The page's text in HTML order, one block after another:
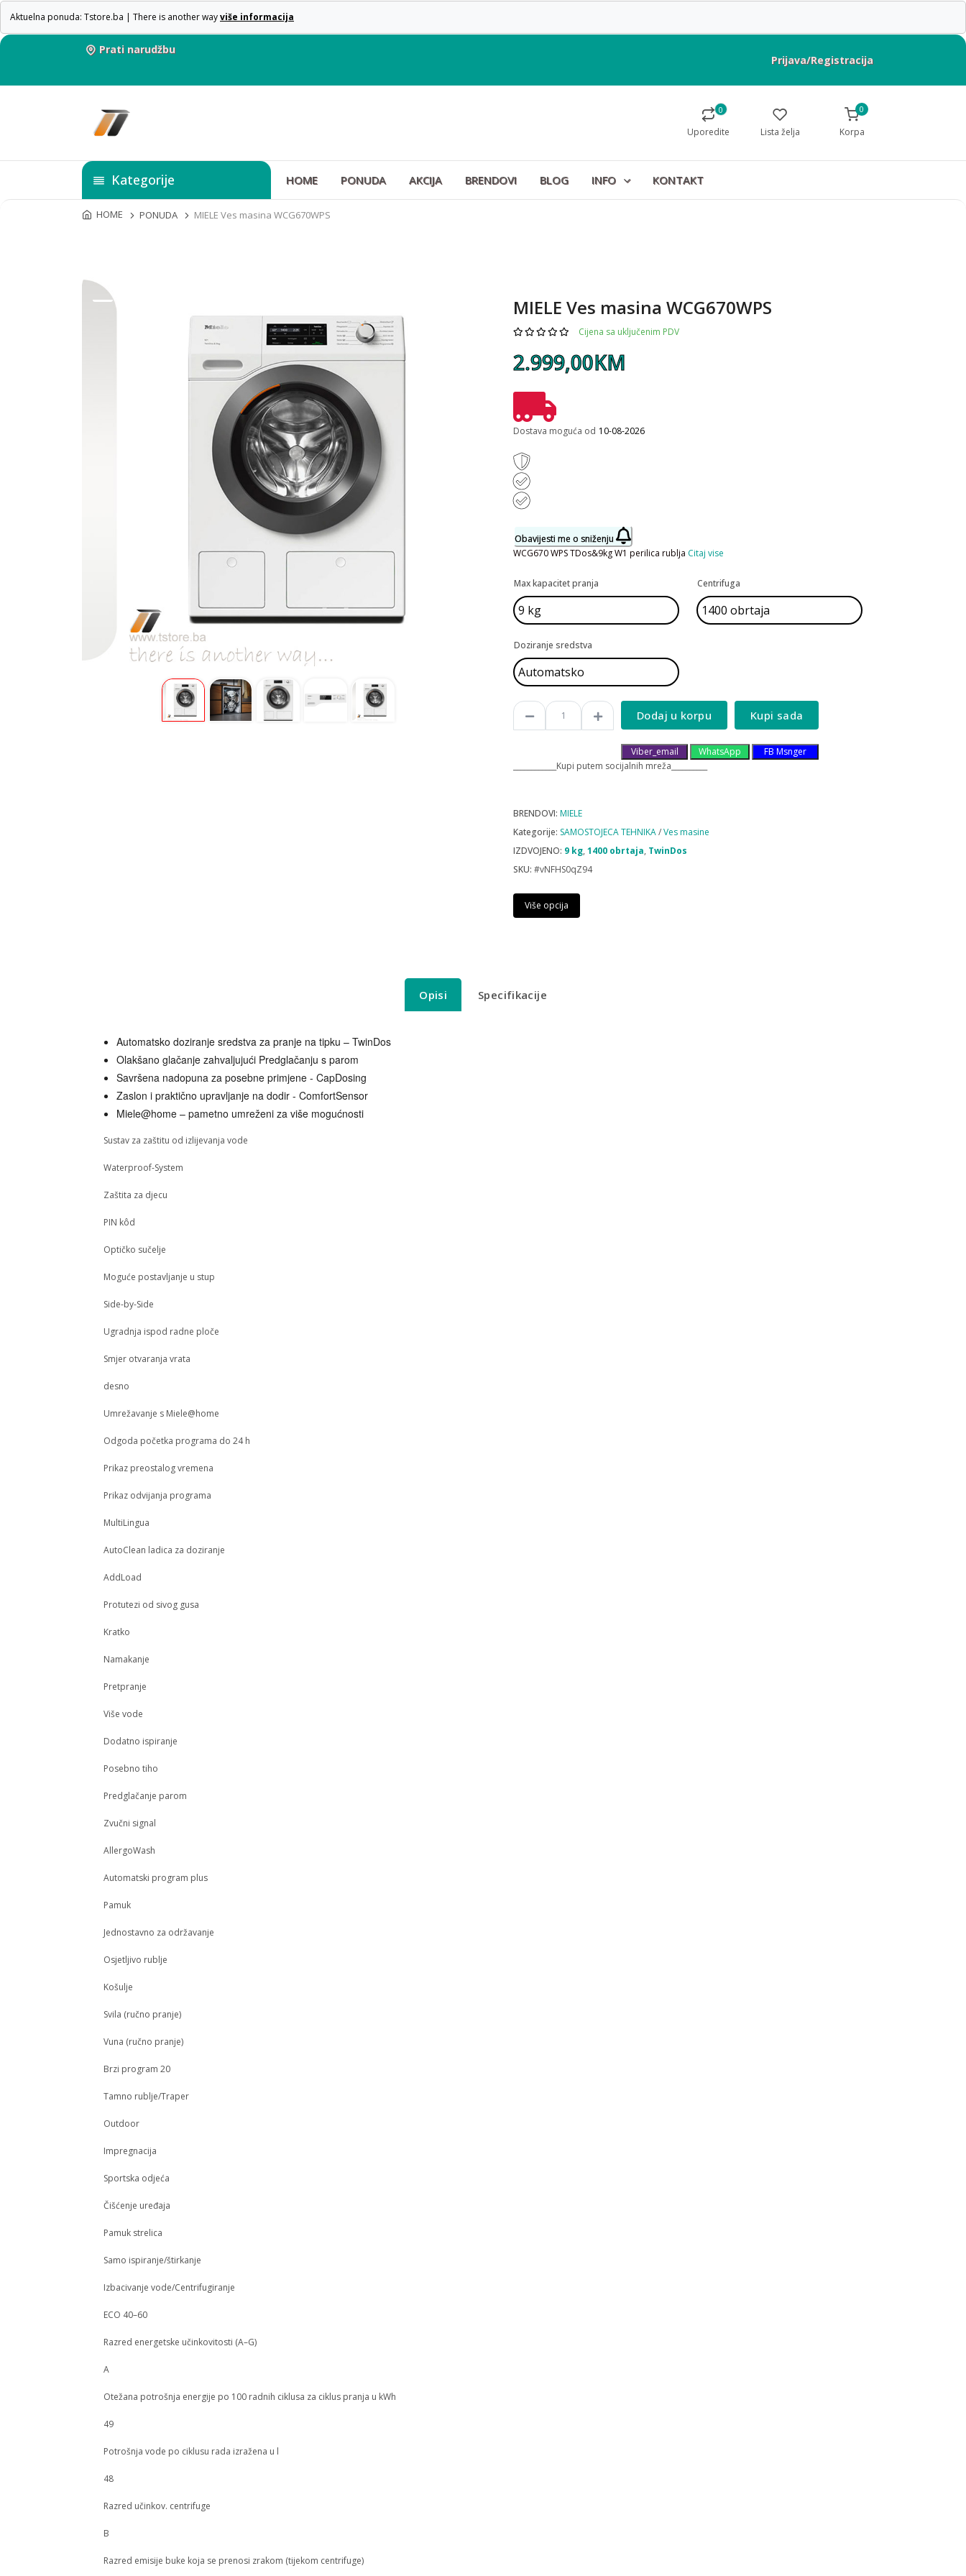
Aktuelna ponuda: Tstore.ba | There is another wayviše informacija
Prati narudžbu
Prijava/Registracija
0
Uporedite Lista želja
0
Korpa
Kategorije HOME PONUDA AKCIJA BRENDOVI BLOG INFO KONTAKT
HOME PONUDA MIELE Ves masina WCG670WPS
MIELE Ves masina WCG670WPS
Cijena sa uključenim PDV
2.999,00KM
Dostava moguća od 10-08-2026
Obavijesti me o sniženju
WCG670 WPS TDos&9kg W1 perilica rublja Citaj vise
Max kapacitet pranja Centrifuga
Doziranje sredstva
Dodaj u korpu Kupi sada
Viber_email WhatsApp
FB Msnger
____________Kupi putem socijalnih mreža__________
BRENDOVI: MIELE
Kategorije: SAMOSTOJECA TEHNIKA/Ves masine
IZDVOJENO: 9 kg, 1400 obrtaja, TwinDos
SKU: #vNFHS0qZ94
Više opcija
Opisi Specifikacije
Automatsko doziranje sredstva za pranje na tipku – TwinDos
Olakšano glačanje zahvaljujući Predglačanju s parom
Savršena nadopuna za posebne primjene - CapDosing
Zaslon i praktično upravljanje na dodir - ComfortSensor
Miele@home – pametno umreženi za više mogućnosti
Sustav za zaštitu od izlijevanja vode
Waterproof-System
Zaštita za djecu
PIN kôd
Optičko sučelje
Moguće postavljanje u stup
Side-by-Side
Ugradnja ispod radne ploče
Smjer otvaranja vrata
desno
Umrežavanje s Miele@home
Odgoda početka programa do 24 h
Prikaz preostalog vremena
Prikaz odvijanja programa
MultiLingua
AutoClean ladica za doziranje
AddLoad
Protutezi od sivog gusa
Kratko
Namakanje
Pretpranje
Više vode
Dodatno ispiranje
Posebno tiho
Predglačanje parom
Zvučni signal
AllergoWash
Automatski program plus
Pamuk
Jednostavno za održavanje
Osjetljivo rublje
K​ošulje​​​​
Svila (ručno pranje)
Vuna (ručno pranje)
Brzi program 20
Tamno rublje/Traper
Outdoor
Impregnacija
Sportska odjeća
Čišćenje uređaja
Pamuk strelica
Samo ispiranje/štirkanje
Izbacivanje vode/Centrifugiranje
ECO 40–60
Razred energetske učinkovitosti (A–G)
A
Otežana potrošnja energije po 100 radnih ciklusa za ciklus pranja u kWh
49
Potrošnja vode po ciklusu rada izražena u l
48
Razred učinkov. centrifuge
B
Razred emisije buke koja se prenosi zrakom (tijekom centrifuge)